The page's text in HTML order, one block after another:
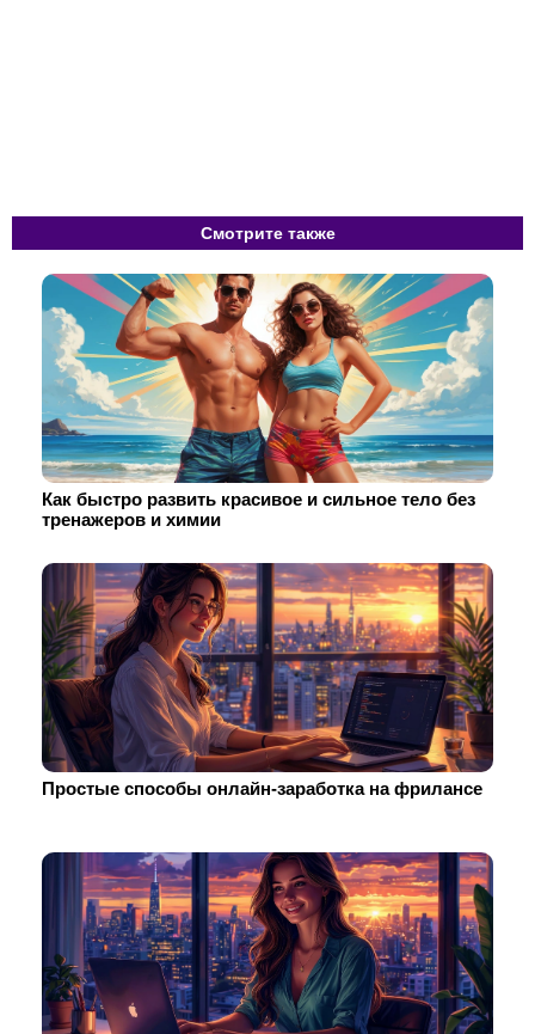
Смотрите также
Как быстро развить красивое и сильное тело без
тренажеров и химии
Простые способы онлайн-заработка на фрилансе